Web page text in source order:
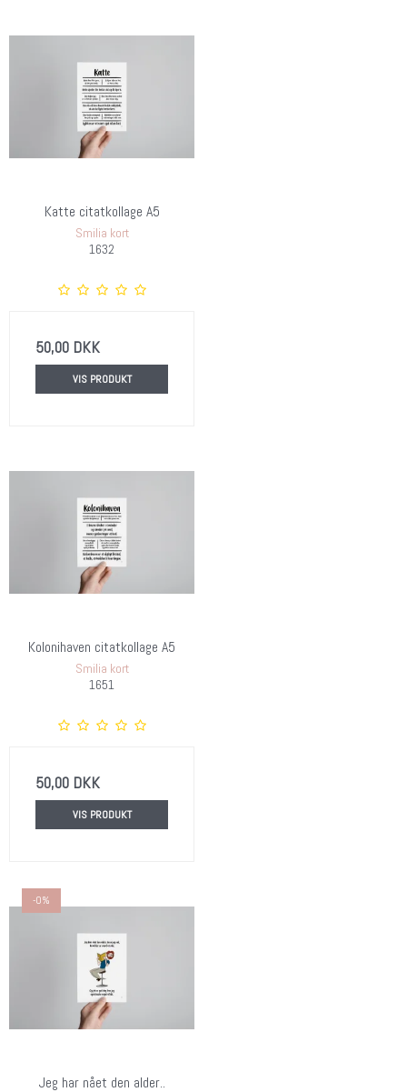
Katte citatkollage A5
Smilia kort
1632
50,00 DKK
VIS PRODUKT
Kolonihaven citatkollage A5
Smilia kort
1651
50,00 DKK
VIS PRODUKT
-0%
Jeg har nået den alder..